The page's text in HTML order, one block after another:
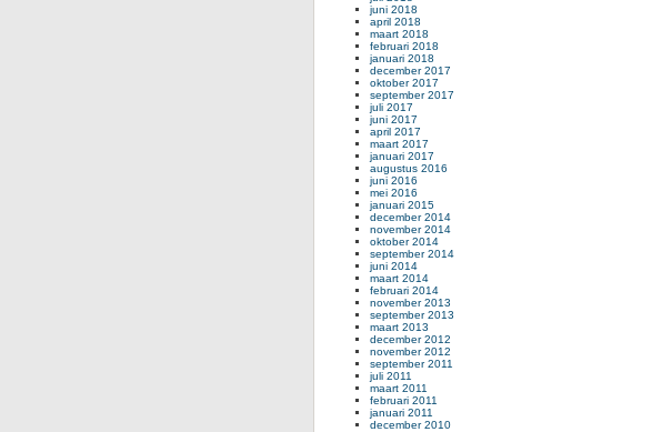
juni 2018
april 2018
maart 2018
februari 2018
januari 2018
december 2017
oktober 2017
september 2017
juli 2017
juni 2017
april 2017
maart 2017
januari 2017
augustus 2016
juni 2016
mei 2016
januari 2015
december 2014
november 2014
oktober 2014
september 2014
juni 2014
maart 2014
februari 2014
november 2013
september 2013
maart 2013
december 2012
november 2012
september 2011
juli 2011
maart 2011
februari 2011
januari 2011
december 2010